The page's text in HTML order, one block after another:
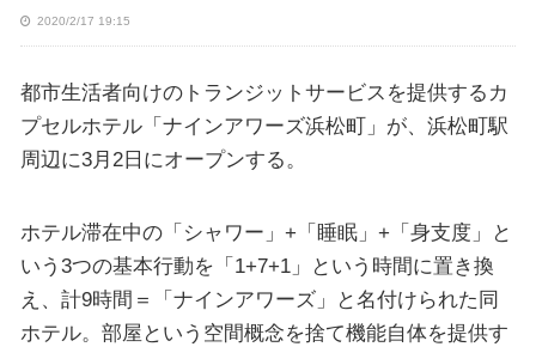
2020/2/17 19:15
都市生活者向けのトランジットサービスを提供するカ
プセルホテル「ナインアワーズ浜松町」が、浜松町駅
周辺に3月2日にオープンする。
ホテル滞在中の「シャワー」+「睡眠」+「身支度」と
いう3つの基本行動を「1+7+1」という時間に置き換
え、計9時間＝「ナインアワーズ」と名付けられた同
ホテル。部屋という空間概念を捨て機能自体を提供す